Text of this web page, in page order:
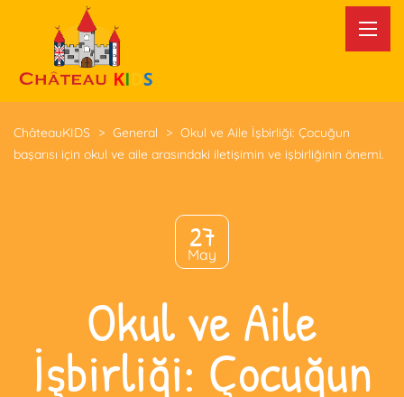
ChâteauKIDS > General > Okul ve Aile İşbirliği: Çocuğun
başarısı için okul ve aile arasındaki iletişimin ve işbirliğinin önemi.
27
May
Okul ve Aile
İşbirliği: Çocuğun